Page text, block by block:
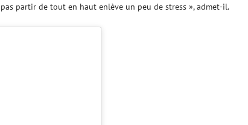
partir de tout en haut enlève un peu de stress », admet-il.